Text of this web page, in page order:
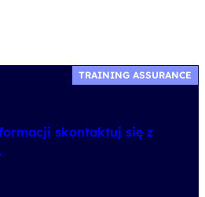
TRAINING ASSURANCE
skontaktuj się z